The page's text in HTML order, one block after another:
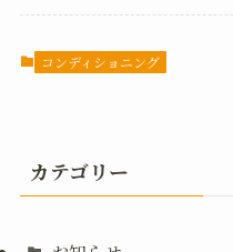
コンディショニング
カテゴリー